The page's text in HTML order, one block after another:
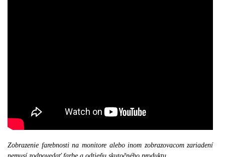
Zobrazenie farebnosti na monitore alebo inom zobrazovacom zariadení